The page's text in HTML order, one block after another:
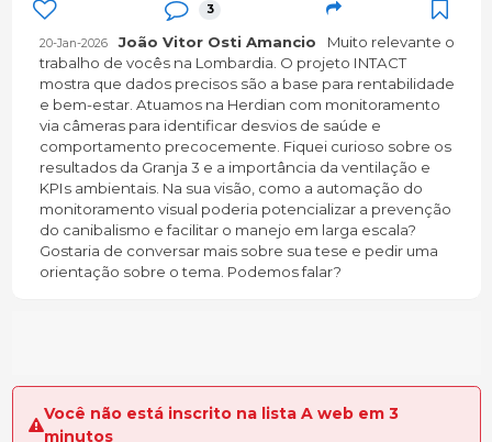
3
20-Jan-2026 João Vitor Osti Amancio
Muito relevante o
trabalho de vocês na Lombardia. O projeto INTACT
mostra que dados precisos são a base para rentabilidade
e bem-estar. Atuamos na Herdian com monitoramento
via câmeras para identificar desvios de saúde e
comportamento precocemente. Fiquei curioso sobre os
resultados da Granja 3 e a importância da ventilação e
KPIs ambientais. Na sua visão, como a automação do
monitoramento visual poderia potencializar a prevenção
do canibalismo e facilitar o manejo em larga escala?
Gostaria de conversar mais sobre sua tese e pedir uma
orientação sobre o tema. Podemos falar?
Você não está inscrito na lista A web em 3
minutos